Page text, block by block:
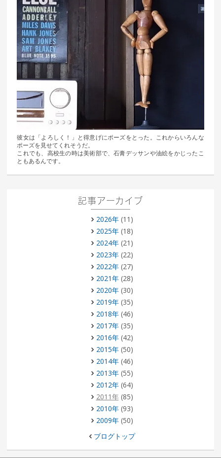
彼女は「よろしく！」と得意げにポーズをとった。これからいろんな
ポーズを見せてくれそうだ。
これでも、高校生の時は美術部で、石膏デッサンや油絵をかじったこ
ともあるんです。
記事アーカイブ
2026年(11)
2025年(18)
2024年(21)
2023年(22)
2022年(27)
2021年(28)
2020年(30)
2019年(35)
2018年(46)
2017年(35)
2016年(42)
2015年(50)
2014年(46)
2013年(55)
2012年(64)
2011年(85)
2010年(93)
2009年(50)
ブログトップ